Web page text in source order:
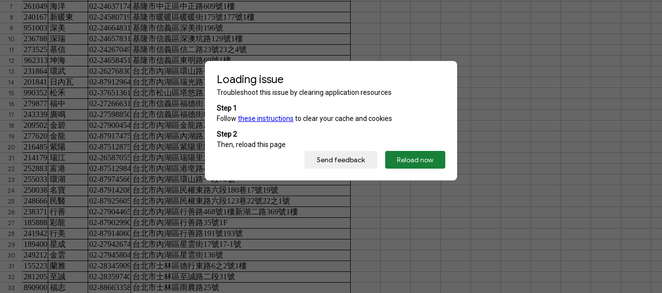
7 261049 海洋 02-24637174 基隆市中正區中正路609號1樓
8 240167 新暖東 02-24580719 基隆市暖暖區暖暖街175號177號1樓
9 951003 深美 02-24664831 基隆市信義區深美街196號
10 236788 深瑞 02-24657831 基隆市信義區深澳坑路129號1樓
11 273525 基信 02-24267049 基隆市信義區信二路23號23之4號
12 962313 坤海 02-24658451 基隆市信義區東明路69號1樓
13 231864 環武 02-26276830 台北市內湖區環山路一段8號1樓
14 201841 日內瓦 02-87912964 台北市內湖區瑞光路76巷59號1樓
15 990352 松禾 02-37651361 台北市松山區塔悠路31號33號
16 279877 福中 02-27266631 台北市信義區福德街159號161號1樓
17 243339 廣鳴 02-27598850 台北市信義區福德街88號90號
18 209502 金碧 02-27900454 台北市內湖區金龍路219號217巷1號1樓
19 277620 金龍 02-87917475 台北市內湖區內湖路二段407號409號411號1樓
20 216485 紫陽 02-87512875 台北市內湖區紫陽里陽光街159號
21 214179 瑞江 02-26587055 台北市內湖區瑞陽里江南街71巷16弄76號
22 252883 富港 02-87512984 台北市內湖區港墘路46號48號1樓
23 255033 環湖 02-87974566 台北市內湖區環山路一段70號
24 250038 名寶 02-87914208 台北市內湖區民權東路六段180巷17號19號
25 248666 民醫 02-87925605 台北市內湖區民權東路六段123巷22號22之1號
26 238371 行善 02-27904465 台北市內湖區行善路468號1樓新湖二路369號1樓
27 185888 彩龍 02-87902990 台北市內湖區行善路35號1F
28 241942 行美 02-87914060 台北市內湖區行善路191號193號
29 189400 星成 02-27942674 台北市內湖區星雲街17號17-1號
30 249212 金雲 02-27945804 台北市內湖區星雲街136號
31 155223 蘭雅 02-28345909 台北市士林區德行東路6之2號1樓
32 281205 至誠 02-28359740 台北市士林區至誠路二段31號
33 890900 福志 02-88663358 台北市士林區雨農路25號